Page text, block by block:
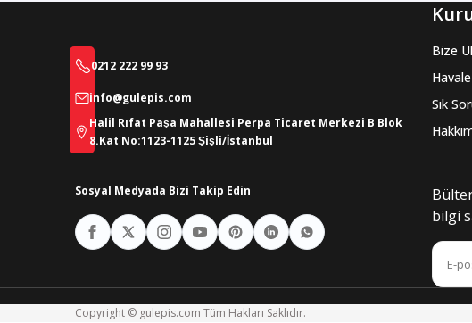
0212 222 99 93
info@gulepis.com
Halil Rıfat Paşa Mahallesi Perpa Ticaret Merkezi B Blok
8.Kat No:1123-1125 Şişli/İstanbul
Sosyal Medyada Bizi Takip Edin
Bize
Sık
bilgi
Copyright © gulepis.com Tüm Hakları Saklıdır.